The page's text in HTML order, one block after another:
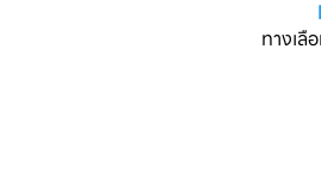
ทางเลื